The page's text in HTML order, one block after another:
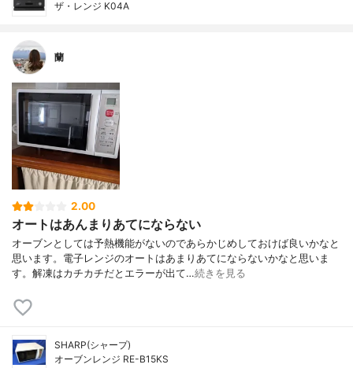
ザ・レンジ K04A
蘭
2.00
オートはあんまりあてにならない
オーブンとしては予熱機能がないのであらかじめしておけば良いかなと
思います。電子レンジのオートはあまりあてにならないかなと思いま
す。解凍はカチカチだとエラーが出て…続きを見る
SHARP(シャープ)
オーブンレンジ RE-B15KS